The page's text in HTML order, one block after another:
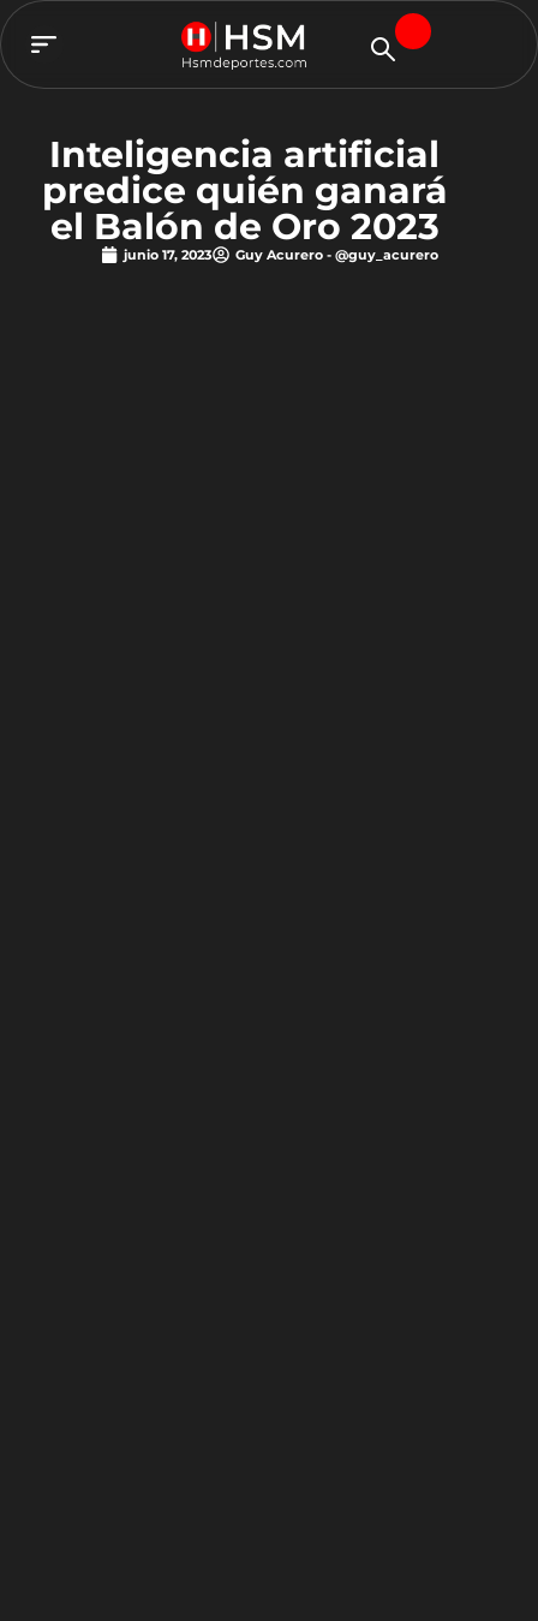
Inteligencia artificial
predice quién ganará
el Balón de Oro 2023
junio 17, 2023 Guy Acurero - @guy_acurero